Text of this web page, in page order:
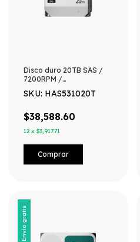
Disco duro 20TB SAS /
7200RPM /
SKU: HAS531020T
$38,588.60
12 x $3,917.71
Envío gratis